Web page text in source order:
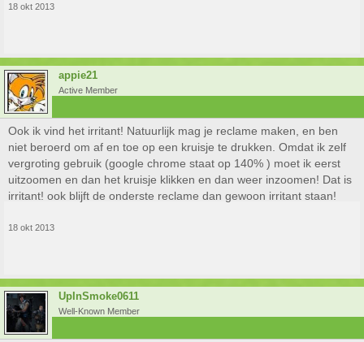
18 okt 2013
appie21
Active Member
Ook ik vind het irritant! Natuurlijk mag je reclame maken, en ben
niet beroerd om af en toe op een kruisje te drukken. Omdat ik zelf
vergroting gebruik (google chrome staat op 140% ) moet ik eerst
uitzoomen en dan het kruisje klikken en dan weer inzoomen! Dat is
irritant! ook blijft de onderste reclame dan gewoon irritant staan!
18 okt 2013
UpInSmoke0611
Well-Known Member